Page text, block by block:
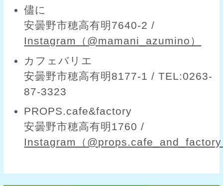
儘に
安曇野市穂高有明7640-2 /
Instagram（@mamani_azumino）
カフェバリエ
安曇野市穂高有明8177-1 / TEL:0263-
87-3323
PROPS.cafe&factory
安曇野市穂高有明1760 /
Instagram（